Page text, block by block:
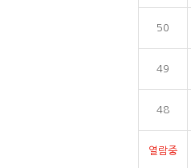
50
49
48
열람중